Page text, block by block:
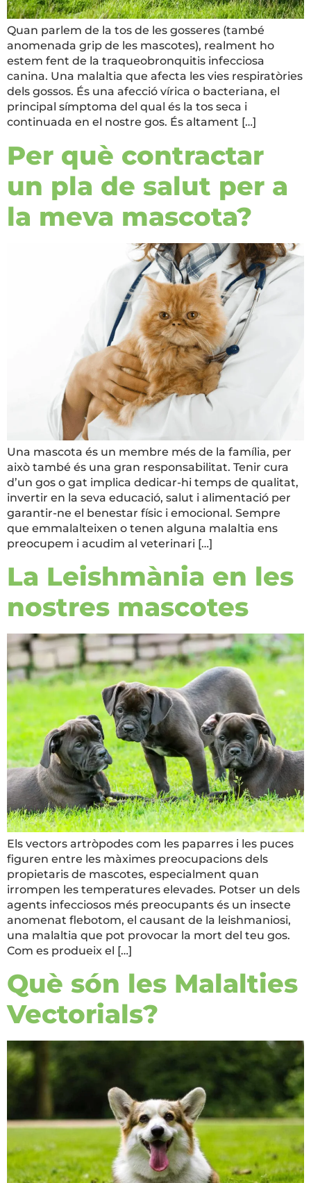
Quan parlem de la tos de les gosseres (també
anomenada grip de les mascotes), realment ho
estem fent de la traqueobronquitis infecciosa
canina. Una malaltia que afecta les vies respiratòries
dels gossos. És una afecció vírica o bacteriana, el
principal símptoma del qual és la tos seca i
continuada en el nostre gos. És altament […]
Per què contractar
un pla de salut per a
la meva mascota?
Una mascota és un membre més de la família, per
això també és una gran responsabilitat. Tenir cura
d’un gos o gat implica dedicar-hi temps de qualitat,
invertir en la seva educació, salut i alimentació per
garantir-ne el benestar físic i emocional. Sempre
que emmalalteixen o tenen alguna malaltia ens
preocupem i acudim al veterinari […]
La Leishmània en les
nostres mascotes
Els vectors artròpodes com les paparres i les puces
figuren entre les màximes preocupacions dels
propietaris de mascotes, especialment quan
irrompen les temperatures elevades. Potser un dels
agents infecciosos més preocupants és un insecte
anomenat flebotom, el causant de la leishmaniosi,
una malaltia que pot provocar la mort del teu gos.
Com es produeix el […]
Què són les Malalties
Vectorials?